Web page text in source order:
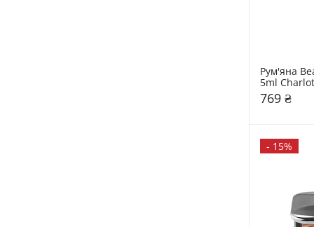
Рум'яна
5ml
769 ₴
- 15%